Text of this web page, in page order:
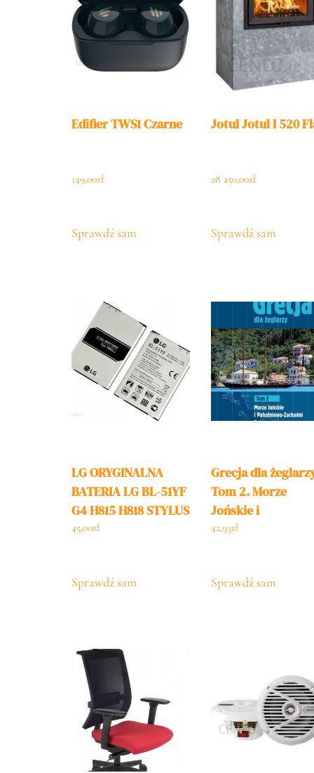
Edifier TWS1 Czarne
149,00zł
Sprawdź sam
Jotul Jotul I 520
28 250,00zł
Sprawdź sam
LG ORYGINALNA
BATERIA LG BL-51YF
G4 H815 H818 STYLUS
BAT636
45,00zł
Sprawdź sam
Grecja dla
Tom 2. Morze
Jońskie i
Południowo-
42,93zł
Sprawdź sam